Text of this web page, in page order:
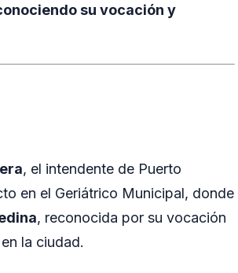
su vocación y
, el intendente de Puerto
en el Geriátrico Municipal, donde
, reconocida por su vocación
la ciudad.